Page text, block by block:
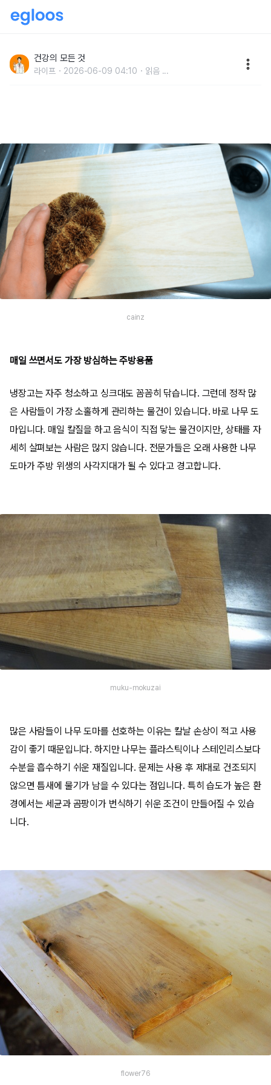
일 경악한 물건 1위
건강의 모든 것
라이프 2026-06-09 04:10 읽음 ...
cainz
매일 쓰면서도 가장 방심하는 주방용품
냉장고는 자주 청소하고 싱크대도 꼼꼼히 닦습니다. 그런데 정작 많
은 사람들이 가장 소홀하게 관리하는 물건이 있습니다. 바로 나무 도
마입니다. 매일 칼질을 하고 음식이 직접 닿는 물건이지만, 상태를 자
세히 살펴보는 사람은 많지 않습니다. 전문가들은 오래 사용한 나무
도마가 주방 위생의 사각지대가 될 수 있다고 경고합니다.
muku-mokuzai
많은 사람들이 나무 도마를 선호하는 이유는 칼날 손상이 적고 사용
감이 좋기 때문입니다. 하지만 나무는 플라스틱이나 스테인리스보다
수분을 흡수하기 쉬운 재질입니다. 문제는 사용 후 제대로 건조되지
않으면 틈새에 물기가 남을 수 있다는 점입니다. 특히 습도가 높은 환
경에서는 세균과 곰팡이가 번식하기 쉬운 조건이 만들어질 수 있습
니다.
flower76